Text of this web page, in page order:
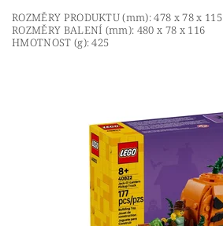
ROZMĚRY PRODUKTU (mm): 478 x 78 x 115
ROZMĚRY BALENÍ (mm): 480 x 78 x 116
HMOTNOST (g): 425